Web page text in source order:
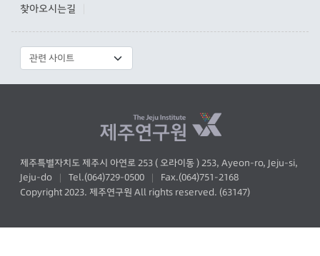
찾아오시는길
제주특별자치도 제주시 아연로 253 ( 오라이동 ) 253, Ayeon-ro, Jeju-si,
Jeju-do
| Tel.(064)729-0500 |
Fax.(064)751-2168
Copyright 2023. 제주연구원 All rights reserved. (63147)